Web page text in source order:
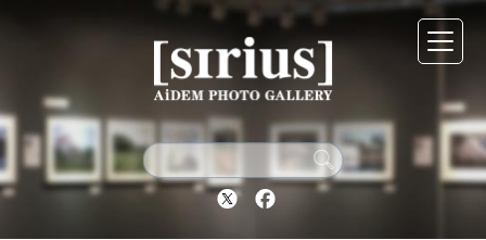
Twitter Facebook
シリウスについて
展示スケジュール